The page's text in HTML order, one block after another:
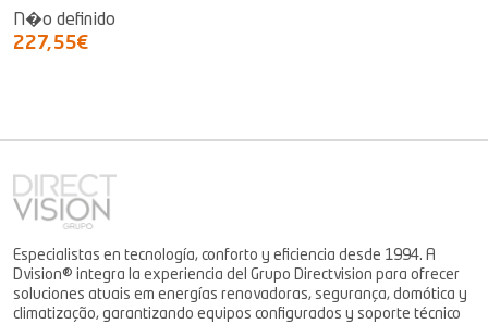
N�o definido
227,55€
Especialistas en tecnología, conforto y eficiencia desde 1994. A
Dvision® integra la experiencia del Grupo Directvision para ofrecer
soluciones atuais em energías renovadoras, segurança, domótica y
climatização, garantizando equipos configurados y soporte técnico